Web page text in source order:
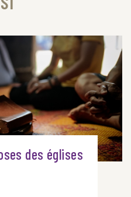
des églises